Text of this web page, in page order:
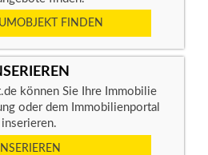
FINDEN
können Sie Ihre Immobilie
oder dem Immobilienportal
inserieren.
INSERIEREN